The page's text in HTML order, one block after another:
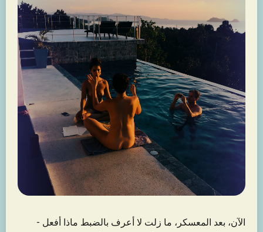
الآن، بعد المعسكر، ما زلت لا أعرف بالضبط ماذا أفعل -